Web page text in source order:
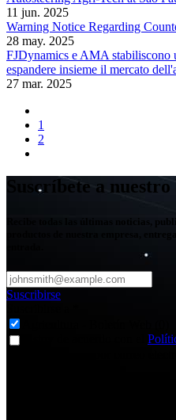
11 jun. 2025
Warning Notice Regarding
28 may. 2025
FJDynamics e AMA stabiliscono
espandere insieme il mercato
27 mar. 2025
1
2
Suscríbete a
Recibe todas las últimas noticias,
productos de nuestra empresa,
Suscribirse